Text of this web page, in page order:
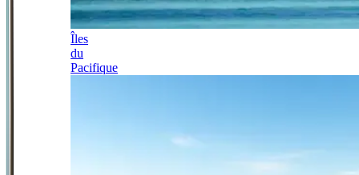
Îles
du
Pacifique